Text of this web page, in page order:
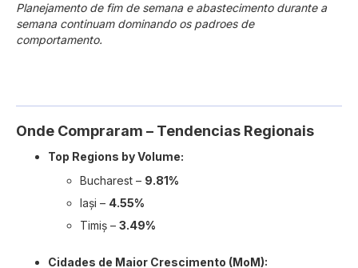
Planejamento de fim de semana e abastecimento durante a
semana continuam dominando os padroes de
comportamento.
Onde Compraram – Tendencias Regionais
Top Regions by Volume:
Bucharest – 9.81%
Iași – 4.55%
Timiș – 3.49%
Cidades de Maior Crescimento (MoM):